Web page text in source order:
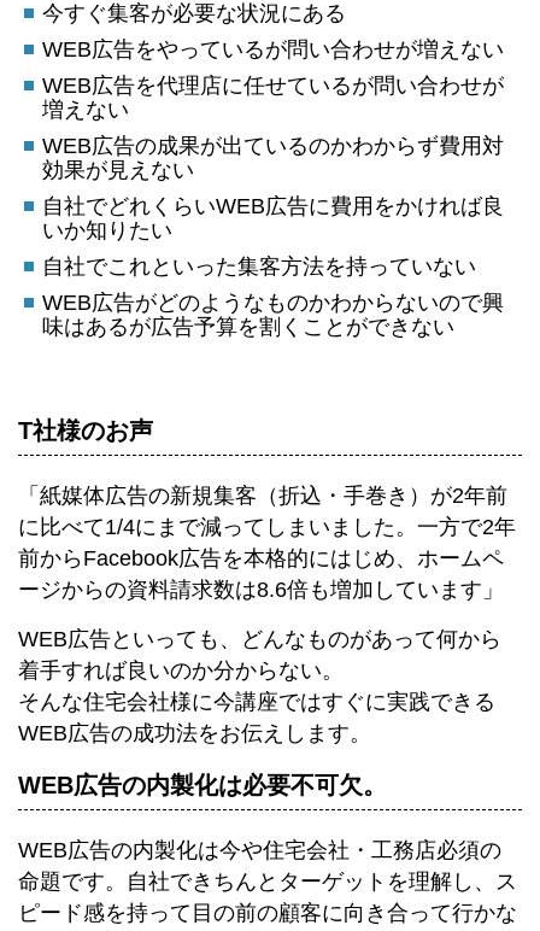
今すぐ集客が必要な状況にある
WEB広告をやっているが問い合わせが増えない
WEB広告を代理店に任せているが問い合わせが
増えない
WEB広告の成果が出ているのかわからず費用対
効果が見えない
自社でどれくらいWEB広告に費用をかければ良
いか知りたい
自社でこれといった集客方法を持っていない
WEB広告がどのようなものかわからないので興
味はあるが広告予算を割くことができない
T社様のお声
「紙媒体広告の新規集客（折込・手巻き）が2年前
に比べて1/4にまで減ってしまいました。一方で2年
前からFacebook広告を本格的にはじめ、ホームペ
ージからの資料請求数は8.6倍も増加しています」
WEB広告といっても、どんなものがあって何から
着手すれば良いのか分からない。
そんな住宅会社様に今講座ではすぐに実践できる
WEB広告の成功法をお伝えします。
WEB広告の内製化は必要不可欠。
WEB広告の内製化は今や住宅会社・工務店必須の
命題です。自社できちんとターゲットを理解し、ス
ピード感を持って目の前の顧客に向き合って行かな